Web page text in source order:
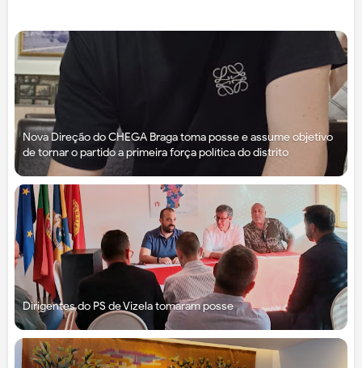
Nova Direção do CHEGA Braga toma posse e assume objetivo
de tornar o partido a primeira força política do distrito
Dirigentes do PS de Vizela tomaram posse